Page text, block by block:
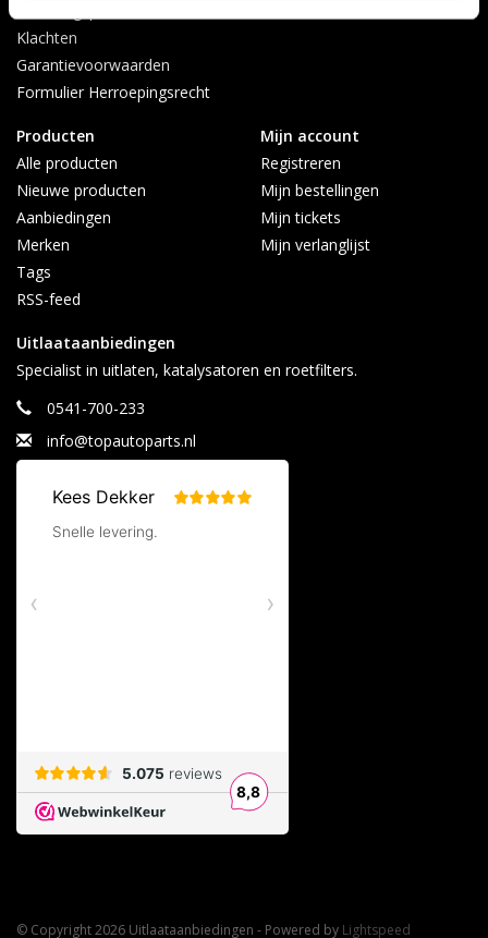
Klachten
Garantievoorwaarden
Formulier Herroepingsrecht
Producten
Alle producten
Nieuwe producten
Aanbiedingen
Merken
Tags
RSS-feed
Mijn account
Registreren
Mijn bestellingen
Mijn tickets
Mijn verlanglijst
Uitlaataanbiedingen
Specialist in uitlaten, katalysatoren en roetfilters.
0541-700-233
info@topautoparts.nl
© Copyright 2026 Uitlaataanbiedingen - Powered by Lightspeed